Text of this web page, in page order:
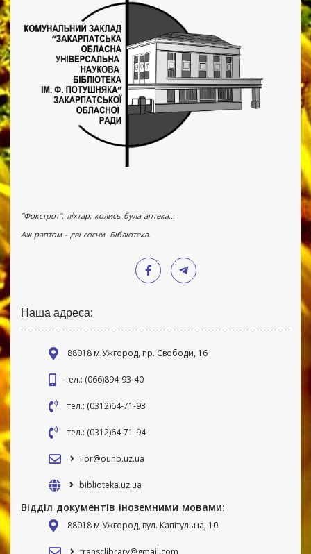
"Фокстрот", ліхтар, колись була аптека...
Аж раптом - дві сосни. Бібліотека.
Наша адреса:
88018 м Ужгород, пр. Свободи, 16
тел.: (066)894-93-40
тел.: (0312)64-71-93
тел.: (0312)64-71-94
libr@ounb.uz.ua
biblioteka.uz.ua
Відділ документів іноземними мовами:
88018 м Ужгород, вул. Капітульна, 10